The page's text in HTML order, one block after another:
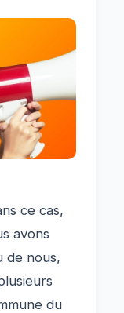
ce cas,
avons
de nous,
du